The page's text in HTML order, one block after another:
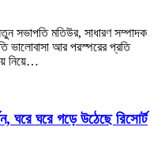
সভাপতি মতিউর, সাধারণ সম্পাদক
ভালোবাসা আর পরস্পরের প্রতি
নিয়ে…
ঘরে ঘরে গড়ে উঠেছে রিসোর্ট